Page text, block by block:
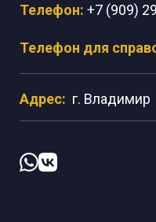
Телефон: +7 (909)
Телефон для
Адрес: г. Владимир